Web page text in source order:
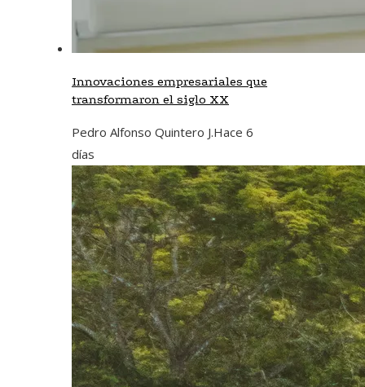
Innovaciones empresariales que
transformaron el siglo XX
Pedro Alfonso Quintero J.Hace 6
días